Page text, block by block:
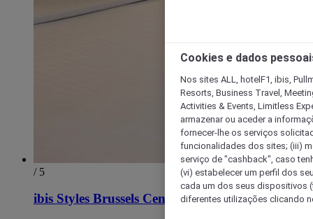
/ 5
ibis Styles Brussels Centre Rogier
Cookies e dados
Nos sites ALL, hotelF1, ibis,
Resorts, Business Travel,
Activities & Events, Limitless
armazenar ou aceder a
fornecer-lhe os serviços
funcionalidades dos sites; (iii)
serviço de "cashback", caso
(vi) estabelecer um perfil dos
cada um dos seus dispositivos
diferentes utilizações clicando